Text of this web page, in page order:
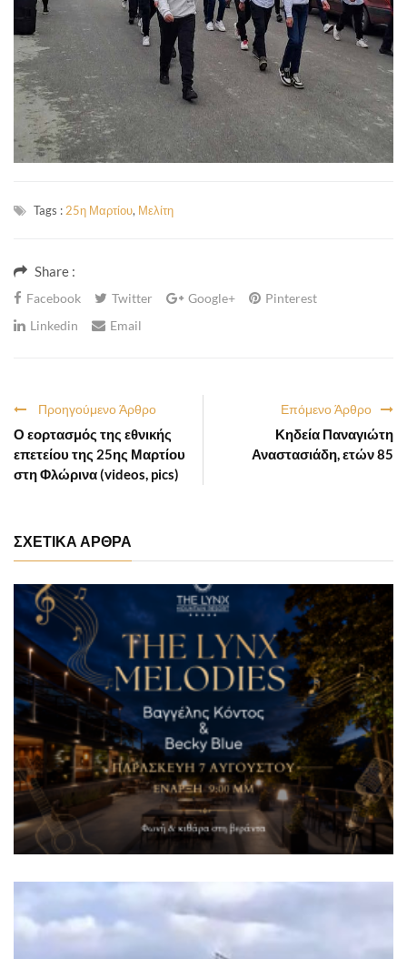
Tags : 25η Μαρτίου, Μελίτη
Share :
Facebook Twitter Google+
Pinterest
Linkedin
Email
Επόμενο Άρθρο
Κηδεία Παναγιώτη
Αναστασιάδη, ετών 85
Προηγούμενο Άρθρο
Ο εορτασμός της εθνικής
επετείου της 25ης Μαρτίου
στη Φλώρινα (videos, pics)
ΣΧΕΤΙΚΑ ΑΡΘΡΑ